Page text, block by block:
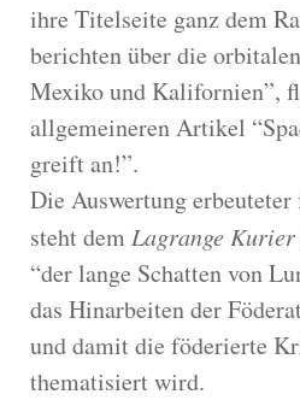
ihre Titelseite ganz dem
berichten über die
Mexiko und Kalifornien”,
allgemeineren Artikel
greift an!”.
Die Auswertung
steht dem Lagrange Kurier
“der lange Schatten von
das Hinarbeiten der
und damit die föderierte
thematisiert wird.